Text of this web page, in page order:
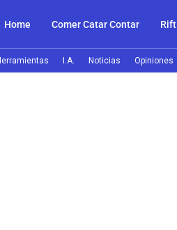
Home Comer Catar Contar Rift
I.A. Noticias Opiniones